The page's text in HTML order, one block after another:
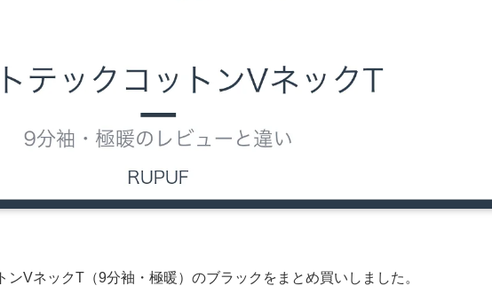
ンVネックT（9分袖・極暖）のブラックをまとめ買いしました。